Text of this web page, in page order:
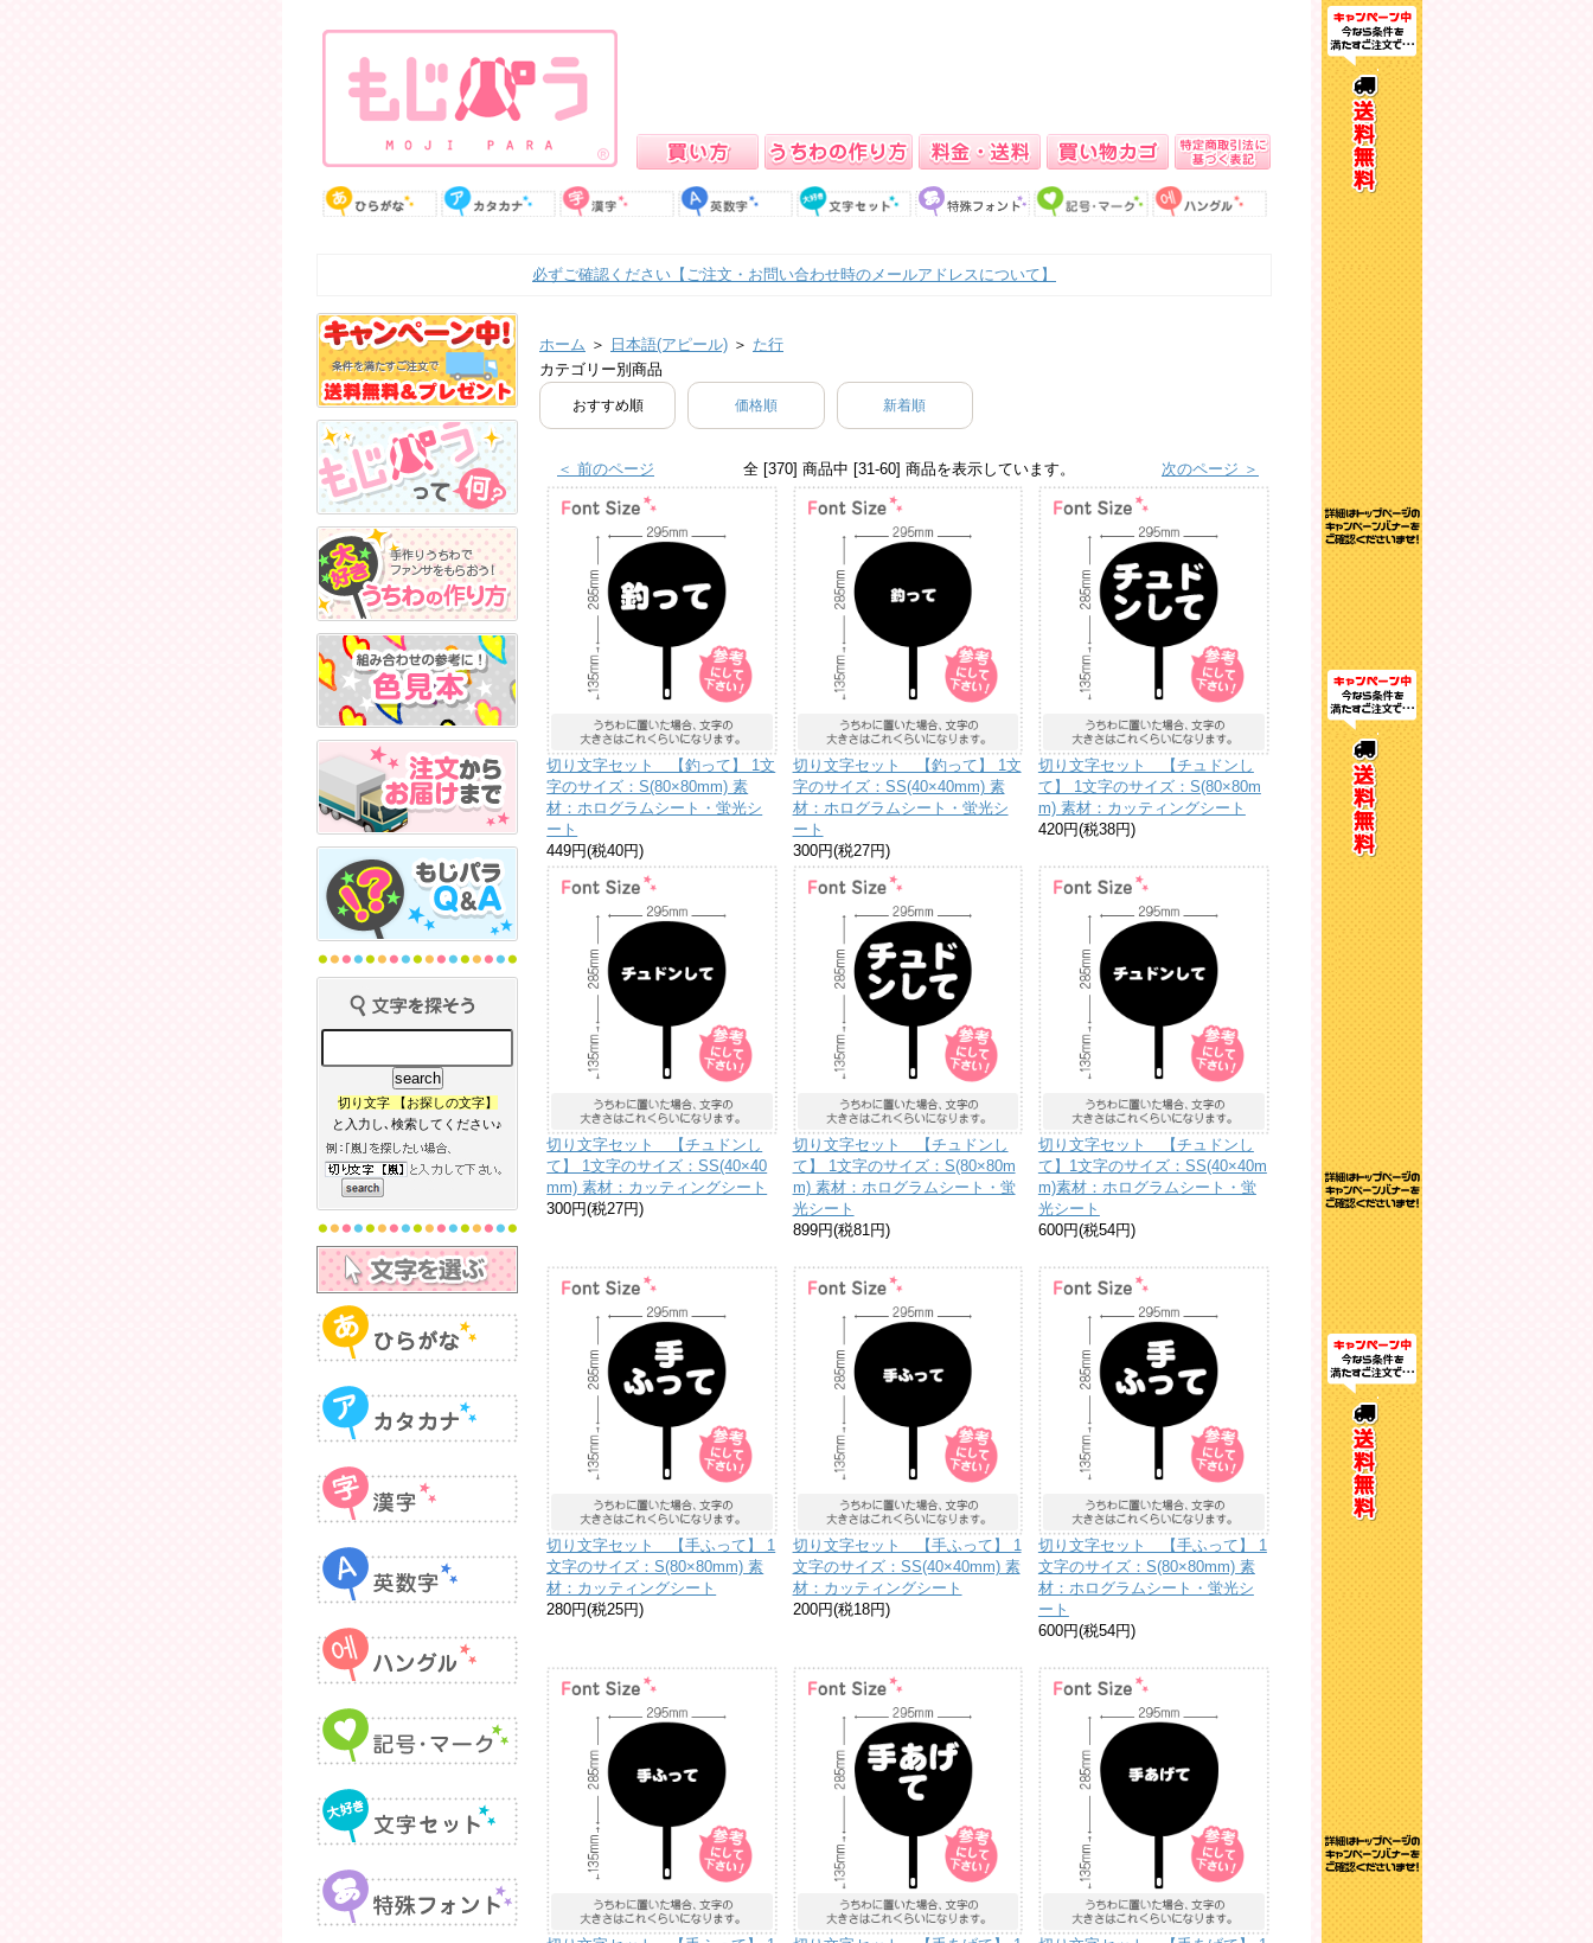
必ずご確認ください【ご注文・お問い合わせ時のメールアドレスについて】
切り文字 【お探しの文字】
と入力し､検索してください♪
ホーム ＞ 日本語(アピール) ＞ た行
カテゴリー別商品
おすすめ順 価格順 新着順
＜ 前のページ 全 [370] 商品中 [31-60] 商品を表示しています。 次のページ ＞
切り文字セット 【釣って】 1文
字のサイズ：S(80×80mm) 素
材：ホログラムシート・蛍光シ
ート
449円(税40円)
切り文字セット 【釣って】 1文
字のサイズ：SS(40×40mm) 素
材：ホログラムシート・蛍光シ
ート
300円(税27円)
切り文字セット 【チュドンし
て】 1文字のサイズ：S(80×80m
m) 素材：カッティングシート
420円(税38円)
切り文字セット 【チュドンし
て】 1文字のサイズ：SS(40×40
mm) 素材：カッティングシート
300円(税27円)
切り文字セット 【チュドンし
て】 1文字のサイズ：S(80×80m
m) 素材：ホログラムシート・蛍
光シート
899円(税81円)
切り文字セット 【チュドンし
て】1文字のサイズ：SS(40×40m
m)素材：ホログラムシート・蛍
光シート
600円(税54円)
切り文字セット 【手ふって】 1
文字のサイズ：S(80×80mm) 素
材：カッティングシート
280円(税25円)
切り文字セット 【手ふって】 1
文字のサイズ：SS(40×40mm) 素
材：カッティングシート
200円(税18円)
切り文字セット 【手ふって】 1
文字のサイズ：S(80×80mm) 素
材：ホログラムシート・蛍光シ
ート
600円(税54円)